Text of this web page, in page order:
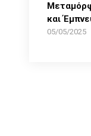
και
05/05/2025